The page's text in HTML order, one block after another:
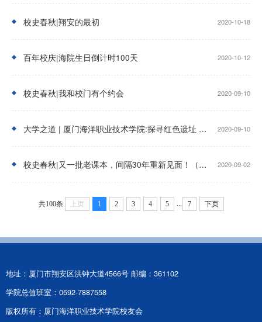
2020-10-18
校史春秋|翔安的最初
2020-10-12
百年校庆|海院生日倒计时100天
2020-09-10
校史春秋|我和校门有个约会
2020-09-10
大学之道 | 厦门海洋职业技术学院:探寻红色遗址 传承红色文化
2020-09-02
校史春秋|又一批老课本，间隔30年重新见面！（文末有彩蛋）
共100条 上页 1 2 3 4 5 7 下页
地址：厦门市翔安区洪钟大道4566号 邮编：361102
学院总值班室：0592-7887558
版权所有：厦门海洋职业技术学院校友会